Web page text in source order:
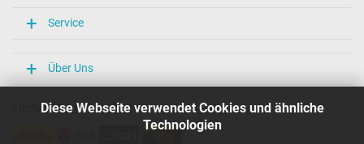
Diese Webseite verwendet Cookies und ähnliche
Technologien
Ja
CE
PSE
Singapore Safety Mark
Service
Über Uns
Unsere Versandarten